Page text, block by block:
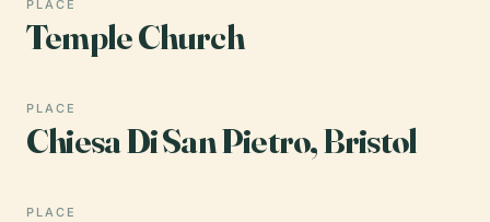
PLACE
Temple Church
PLACE
Chiesa Di San Pietro, Bristol
PLACE